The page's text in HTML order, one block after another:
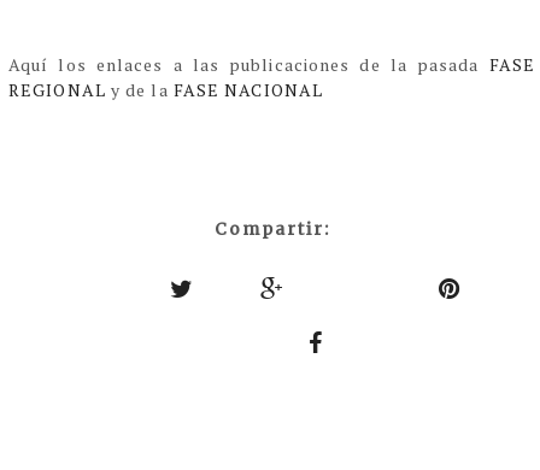
Aquí los enlaces a las publicaciones de la pasada FASE
REGIONAL y de la FASE NACIONAL
Compartir: